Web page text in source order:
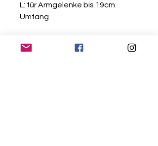
L: für Armgelenke bis 19cm
Umfang